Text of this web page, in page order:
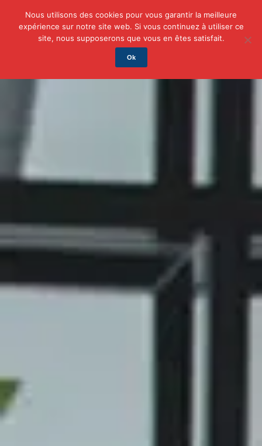
Auto/Moto Business Famille Finance
Nous utilisons des cookies pour vous garantir la meilleure
expérience sur notre site web. Si vous continuez à utiliser ce
site, nous supposerons que vous en êtes satisfait.
Ok